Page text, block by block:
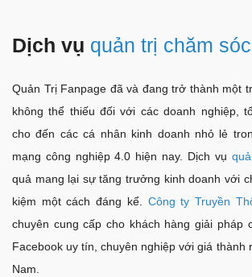
Dịch vụ quản trị chăm
Quản Trị Fanpage đã và đang trở thành một
không thể thiếu đối với các doanh nghiệp,
cho đến các cá nhân kinh doanh nhỏ lẻ
mạng công nghiệp 4.0 hiện nay. Dịch vụ
quả mang lại sự tăng trưởng kinh doanh với
kiệm một cách đáng kể. Công ty Truyền
chuyên cung cấp cho khách hàng giải pháp
Facebook uy tín, chuyên nghiệp với giá thành
Nam.